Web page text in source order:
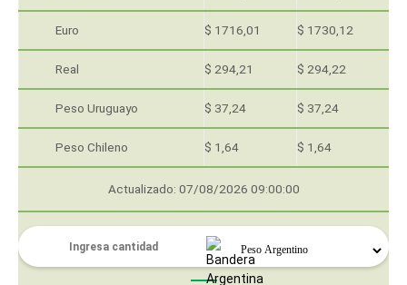
Euro $ 1716,01 $ 1730,12
Real $ 294,21 $ 294,22
Peso Uruguayo $ 37,24 $ 37,24
Peso Chileno $ 1,64 $ 1,64
Actualizado: 07/08/2026 09:00:00